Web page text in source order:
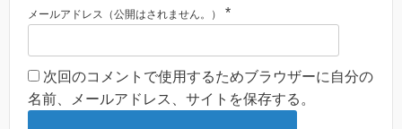
メールアドレス（公開はされません。） *
次回のコメントで使用するためブラウザーに自分の
名前、メールアドレス、サイトを保存する。